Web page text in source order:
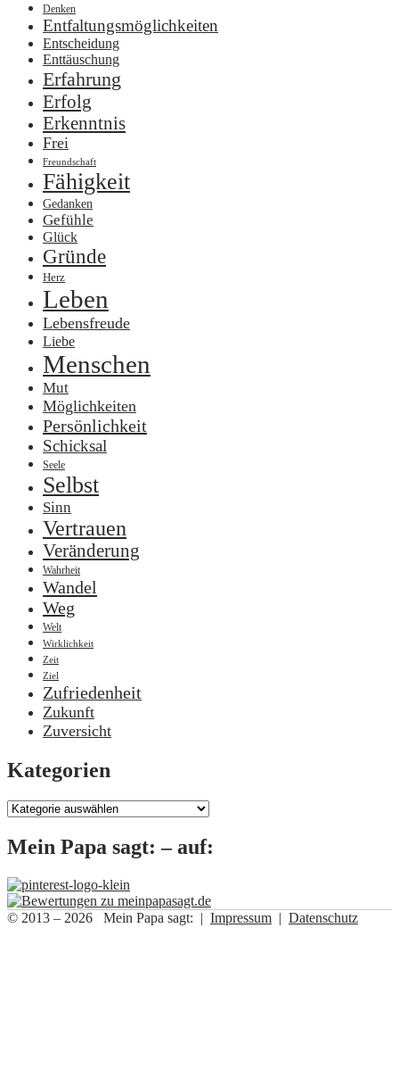
Denken
Entfaltungsmöglichkeiten
Entscheidung
Enttäuschung
Erfahrung
Erfolg
Erkenntnis
Frei
Freundschaft
Fähigkeit
Gedanken
Gefühle
Glück
Gründe
Herz
Leben
Lebensfreude
Liebe
Menschen
Mut
Möglichkeiten
Persönlichkeit
Schicksal
Seele
Selbst
Sinn
Vertrauen
Veränderung
Wahrheit
Wandel
Weg
Welt
Wirklichkeit
Zeit
Ziel
Zufriedenheit
Zukunft
Zuversicht
Kategorien
Kategorien
Mein Papa sagt: – auf:
© 2013 – 2026 Mein Papa sagt: | Impressum | Datenschutz